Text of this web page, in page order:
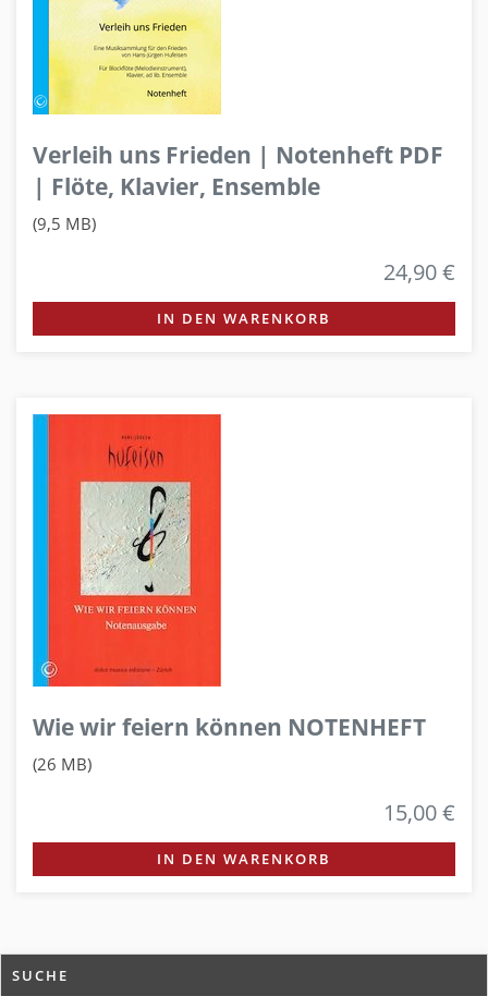
Verleih uns Frieden | Notenheft PDF
| Flöte, Klavier, Ensemble
(9,5 MB)
24,90 €
IN DEN WARENKORB
Wie wir feiern können NOTENHEFT
(26 MB)
15,00 €
IN DEN WARENKORB
SUCHE